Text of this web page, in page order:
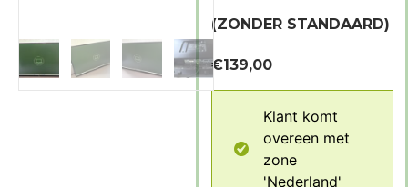
(ZONDER STANDAARD)
€139,00
Klant komt
overeen met
zone
'Nederland'